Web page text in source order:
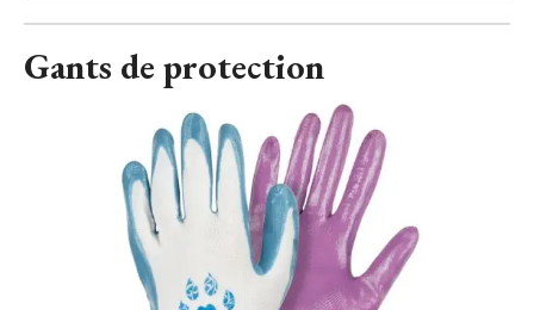
Gants de protection